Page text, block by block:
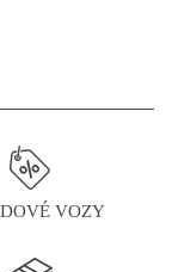
VOZY